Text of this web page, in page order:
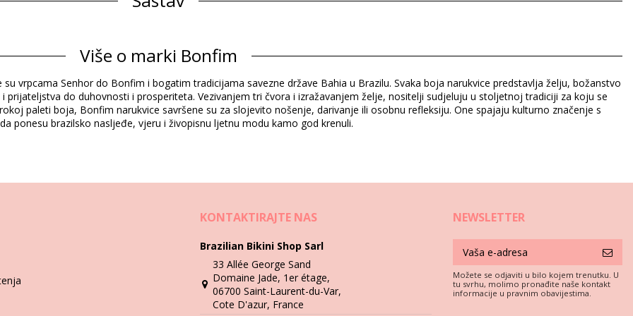
Informacije o proizvodu
Upute za pranje i njegu
sa zaštitnom tkaninom.
Više o marki Bonfim
su vrpcama Senhor do Bonfim i bogatim tradicijama savezne države Bahia u Brazilu. Svaka boja narukvice predstavlja želju, božanstvo
prijateljstva do duhovnosti i prosperiteta. Vezivanjem tri čvora i izražavanjem želje, nositelji sudjeluju u stoljetnoj tradiciji za koju se
paleti boja, Bonfim narukvice savršene su za slojevito nošenje, darivanje ili osobnu refleksiju. One spajaju kulturno značenje s
ponesu brazilsko nasljeđe, vjeru i živopisnu ljetnu modu kamo god krenuli.
KONTAKTIRAJTE NAS
Brazilian Bikini Shop Sarl
33 Allée George Sand
Domaine Jade, 1er étage,
06700 Saint-Laurent-du-Var,
Cote D'azur, France
NEWSLETTER
Možete se odjaviti u bilo kojem trenutku. U
tu svrhu, molimo pronađite naše kontakt
informacije u pravnim obavijestima.